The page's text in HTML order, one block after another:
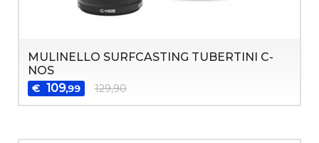
MULINELLO SURFCASTING TUBERTINI C-
NOS
€ 109,99 129,90